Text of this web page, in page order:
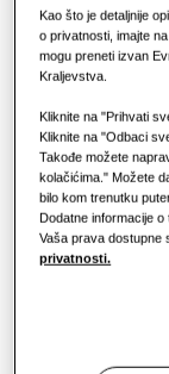
Kancelarija
Održivost
One
Dostupni
2.0KW
Dostupna snaga
1 Faza
Kao što je detaljnije
o privatnosti, imajte
mogu preneti izvan
Kraljevstva.
Kliknite na "Prihvati
Kliknite na "Odbaci
Takođe možete
kolačićima." Možete
bilo kom trenutku
Dodatne informacije
Vaša prava dostupne
privatnosti.